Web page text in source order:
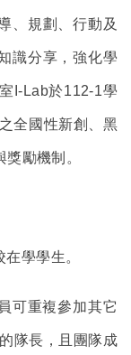
、規劃、行動及
識分享，強化學
I-Lab於112-1學
全國性新創、黑
勵機制。
學學生。
可重複參加其它
隊長，且團隊成